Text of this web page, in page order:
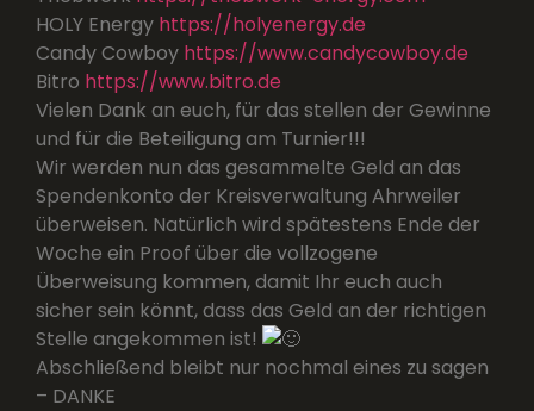
HOLY Energy https://holyenergy.de
Candy Cowboy https://www.candycowboy.de
Bitro https://www.bitro.de
Vielen Dank an euch, für das stellen der Gewinne
und für die Beteiligung am Turnier!!!
Wir werden nun das gesammelte Geld an das
Spendenkonto der Kreisverwaltung Ahrweiler
überweisen. Natürlich wird spätestens Ende der
Woche ein Proof über die vollzogene
Überweisung kommen, damit Ihr euch auch
sicher sein könnt, dass das Geld an der richtigen
Stelle angekommen ist!
Abschließend bleibt nur nochmal eines zu sagen
– DANKE